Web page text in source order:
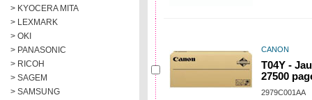
> KYOCERA MITA
> LEXMARK
> OKI
> PANASONIC
> RICOH
> SAGEM
> SAMSUNG
CANON
T04Y -
27500
2979C001AA